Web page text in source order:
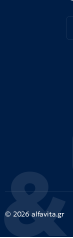
© 2026 alfavita.gr